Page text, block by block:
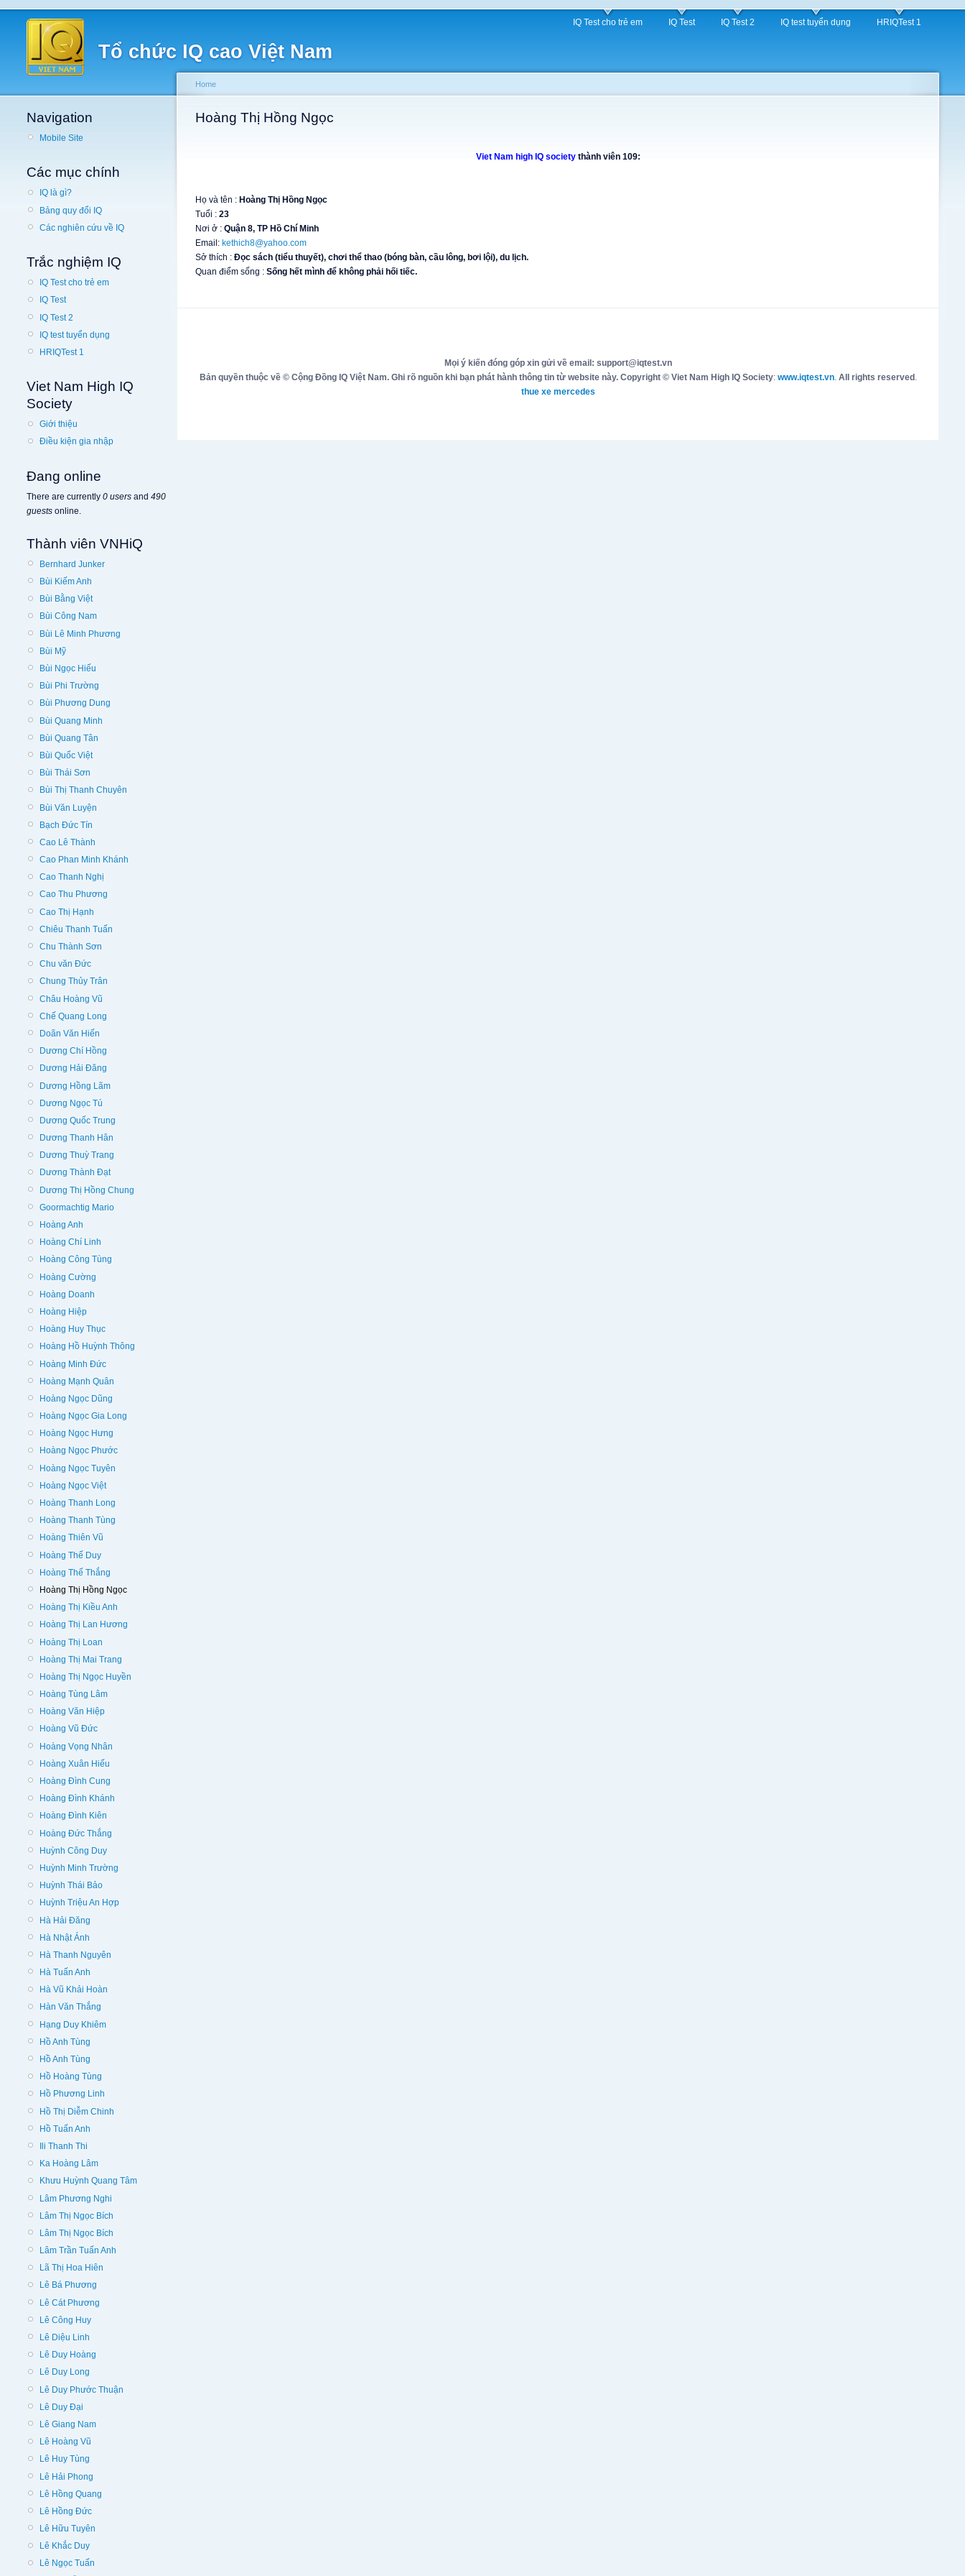
Tổ chức IQ cao Việt Nam
IQ Test cho trẻ em IQ Test IQ Test 2 IQ test tuyển dụng HRIQTest 1
Navigation
Mobile Site
Các mục chính
IQ là gì?
Bảng quy đổi IQ
Các nghiên cứu về IQ
Trắc nghiệm IQ
IQ Test cho trẻ em
IQ Test
IQ Test 2
IQ test tuyển dụng
HRIQTest 1
Viet Nam High IQ
Society
Giới thiệu
Điều kiện gia nhập
Đang online
There are currently 0 users and 490
guests online.
Thành viên VNHiQ
Bernhard Junker
Bùi Kiếm Anh
Bùi Bằng Việt
Bùi Công Nam
Bùi Lê Minh Phương
Bùi Mỹ
Bùi Ngọc Hiếu
Bùi Phi Trường
Bùi Phương Dung
Bùi Quang Minh
Bùi Quang Tân
Bùi Quốc Việt
Bùi Thái Sơn
Bùi Thị Thanh Chuyên
Bùi Văn Luyện
Bạch Đức Tín
Cao Lê Thành
Cao Phan Minh Khánh
Cao Thanh Nghị
Cao Thu Phương
Cao Thị Hạnh
Chiêu Thanh Tuấn
Chu Thành Sơn
Chu văn Đức
Chung Thủy Trân
Châu Hoàng Vũ
Chế Quang Long
Doãn Văn Hiến
Dương Chí Hồng
Dương Hải Đăng
Dương Hồng Lãm
Dương Ngọc Tú
Dương Quốc Trung
Dương Thanh Hân
Dương Thuỳ Trang
Dương Thành Đạt
Dương Thị Hồng Chung
Goormachtig Mario
Hoàng Anh
Hoàng Chí Linh
Hoàng Công Tùng
Hoàng Cường
Hoàng Doanh
Hoàng Hiệp
Hoàng Huy Thục
Hoàng Hồ Huỳnh Thông
Hoàng Minh Đức
Hoàng Mạnh Quân
Hoàng Ngọc Dũng
Hoàng Ngọc Gia Long
Hoàng Ngọc Hưng
Hoàng Ngọc Phước
Hoàng Ngọc Tuyên
Hoàng Ngọc Việt
Hoàng Thanh Long
Hoàng Thanh Tùng
Hoàng Thiên Vũ
Hoàng Thế Duy
Hoàng Thế Thắng
Hoàng Thị Hồng Ngọc
Hoàng Thị Kiều Anh
Hoàng Thị Lan Hương
Hoàng Thị Loan
Hoàng Thị Mai Trang
Hoàng Thị Ngọc Huyền
Hoàng Tùng Lâm
Hoàng Văn Hiệp
Hoàng Vũ Đức
Hoàng Vọng Nhân
Hoàng Xuân Hiếu
Hoàng Đình Cung
Hoàng Đình Khánh
Hoàng Đình Kiên
Hoàng Đức Thắng
Huỳnh Công Duy
Huỳnh Minh Trường
Huỳnh Thái Bảo
Huỳnh Triệu An Hợp
Hà Hải Đăng
Hà Nhật Ánh
Hà Thanh Nguyên
Hà Tuấn Anh
Hà Vũ Khải Hoàn
Hàn Văn Thắng
Hạng Duy Khiêm
Hồ Anh Tùng
Hồ Anh Tùng
Hồ Hoàng Tùng
Hồ Phương Linh
Hồ Thị Diễm Chinh
Hồ Tuấn Anh
Ili Thanh Thi
Ka Hoàng Lâm
Khưu Huỳnh Quang Tâm
Lâm Phương Nghi
Lâm Thị Ngọc Bích
Lâm Thị Ngọc Bích
Lâm Trần Tuấn Anh
Lã Thị Hoa Hiên
Lê Bá Phương
Lê Cát Phương
Lê Công Huy
Lê Diệu Linh
Lê Duy Hoàng
Lê Duy Long
Lê Duy Phước Thuận
Lê Duy Đại
Lê Giang Nam
Lê Hoàng Vũ
Lê Huy Tùng
Lê Hải Phong
Lê Hồng Quang
Lê Hồng Đức
Lê Hữu Tuyên
Lê Khắc Duy
Lê Ngọc Tuấn
Home
Hoàng Thị Hồng Ngọc
Viet Nam high IQ societythành viên 109:
Họ và tên : Hoàng Thị Hồng Ngọc
Tuổi : 23
Nơi ở : Quận 8, TP Hồ Chí Minh
Email: kethich8@yahoo.com
Sở thích : Đọc sách (tiểu thuyết), chơi thể thao (bóng bàn, cầu lông, bơi lội), du lịch.
Quan điểm sống : Sống hết mình để không phải hối tiếc.
Mọi ý kiến đóng góp xin gửi về email: support@iqtest.vn
Bản quyền thuộc về © Cộng Đồng IQ Việt Nam. Ghi rõ nguồn khi bạn phát hành thông tin từ website này. Copyright © Viet Nam High IQ Society: www.iqtest.vn. All rights reserved .
thue xe mercedes